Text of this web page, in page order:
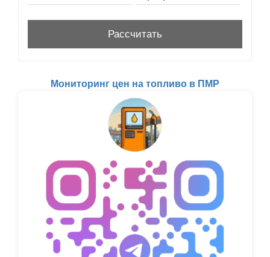
Мониторинг цен на топливо в ПМР